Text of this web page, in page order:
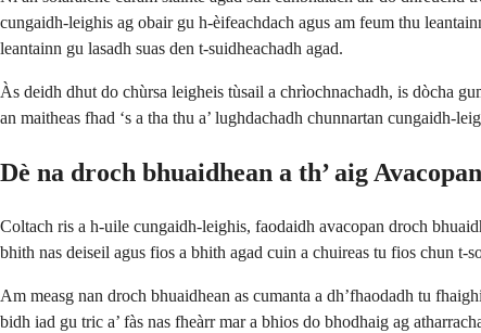
cungaidh-leighis ag obair gu h-èifeachdach agus am feum thu
leantainn gu lasadh suas den t-suidheachadh agad.
Às deidh dhut do chùrsa leigheis tùsail a chrìochnachadh, is dòcha
an maitheas fhad ‘s a tha thu a’ lughdachadh chunnartan cungaidh-
Dè na droch bhuaidhean a th’ aig
Coltach ris a h-uile cungaidh-leighis, faodaidh avacopan droch
bhith nas deiseil agus fios a bhith agad cuin a chuireas tu fios chun t-
Am measg nan droch bhuaidhean as cumanta a dh’fhaodadh tu
bidh iad gu tric a’ fàs nas fheàrr mar a bhios do bhodhaig ag